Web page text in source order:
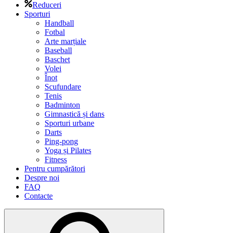
Reduceri
Sporturi
Handball
Fotbal
Arte marțiale
Baseball
Baschet
Volei
Înot
Scufundare
Tenis
Badminton
Gimnastică și dans
Sporturi urbane
Darts
Ping-pong
Yoga și Pilates
Fitness
Pentru cumpărători
Despre noi
FAQ
Contacte